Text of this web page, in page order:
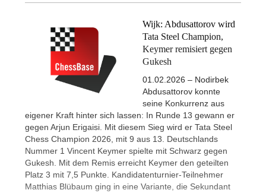
Wijk: Abdusattorov wird
Tata Steel Champion,
Keymer remisiert gegen
Gukesh
01.02.2026 – Nodirbek
Abdusattorov konnte
seine Konkurrenz aus
eigener Kraft hinter sich lassen: In Runde 13 gewann er
gegen Arjun Erigaisi. Mit diesem Sieg wird er Tata Steel
Chess Champion 2026, mit 9 aus 13. Deutschlands
Nummer 1 Vincent Keymer spielte mit Schwarz gegen
Gukesh. Mit dem Remis erreicht Keymer den geteilten
Platz 3 mit 7,5 Punkte. Kandidatenturnier-Teilnehmer
Matthias Blübaum ging in eine Variante, die Sekundant